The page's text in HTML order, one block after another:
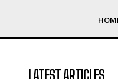
LATEST ARTICLES